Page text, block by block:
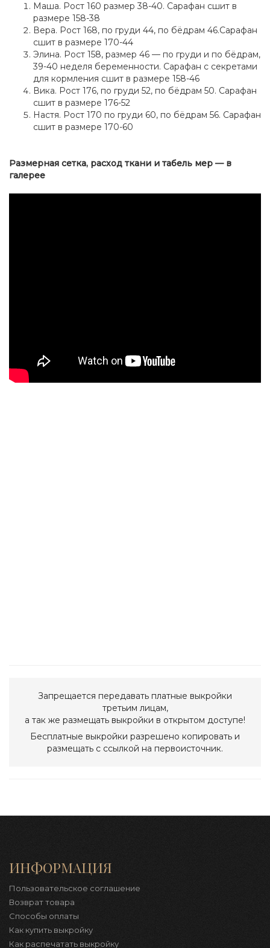
Маша. Рост 160 размер 38-40. Сарафан сшит в
размере 158-38
Вера. Рост 168, по груди 44, по бёдрам 46.Сарафан
сшит в размере 170-44
Элина. Рост 158, размер 46 — по груди и по бёдрам,
39-40 неделя беременности. Сарафан с секретами
для кормления сшит в размере 158-46
Вика. Рост 176, по груди 52, по бёдрам 50. Сарафан
сшит в размере 176-52
Настя. Рост 170 по груди 60, по бёдрам 56. Сарафан
сшит в размере 170-60
Размерная сетка, расход ткани и табель мер — в
галерее
Запрещается передавать платные выкройки
третьим лицам,
а так же размещать выкройки в открытом доступе!
Бесплатные выкройки разрешено копировать и
размещать с ссылкой на первоисточник.
ИНФОРМАЦИЯ
Пользовательское соглашение
Возврат товара
Способы оплаты
Как купить выкройку
Как распечатать выкройку